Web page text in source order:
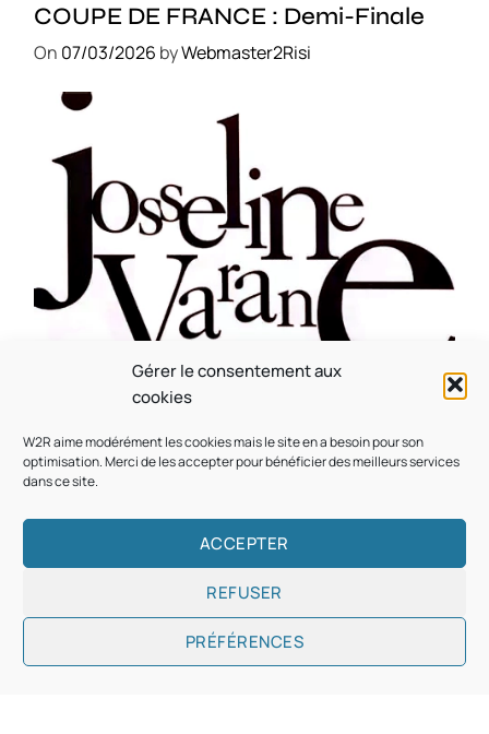
Gérer le consentement aux
cookies
W2R aime modérément les cookies mais le site en a besoin pour son
optimisation. Merci de les accepter pour bénéficier des meilleurs services
dans ce site.
ACCEPTER
REFUSER
PRÉFÉRENCES
COUPE DE FRANCE : Demi-Finale
On 07/03/2026 byWebmaster2Risi
MUSICALE
Souvenir : 1996
On05/03/2026byWebmaster2Risi
Copyright © 2026
Designed & Developed byThemeinWP Team